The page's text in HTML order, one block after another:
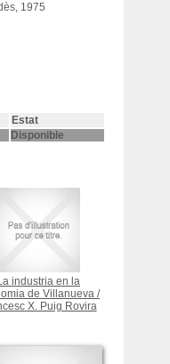
1975
Estat
Disponible
industria en la
de Villanueva /
X. Puig Rovira